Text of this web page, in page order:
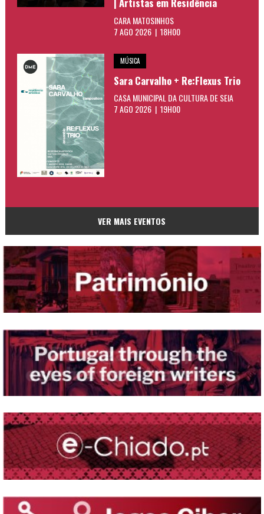
CARA MATOSINHOS
7 AGO 2026 | 18H00
MÚSICA
Sara Carvalho + Re:Flexus Trio
CASA MUNICIPAL DA CULTURA DE SEIA
7 AGO 2026 | 19H00
VER MAIS EVENTOS